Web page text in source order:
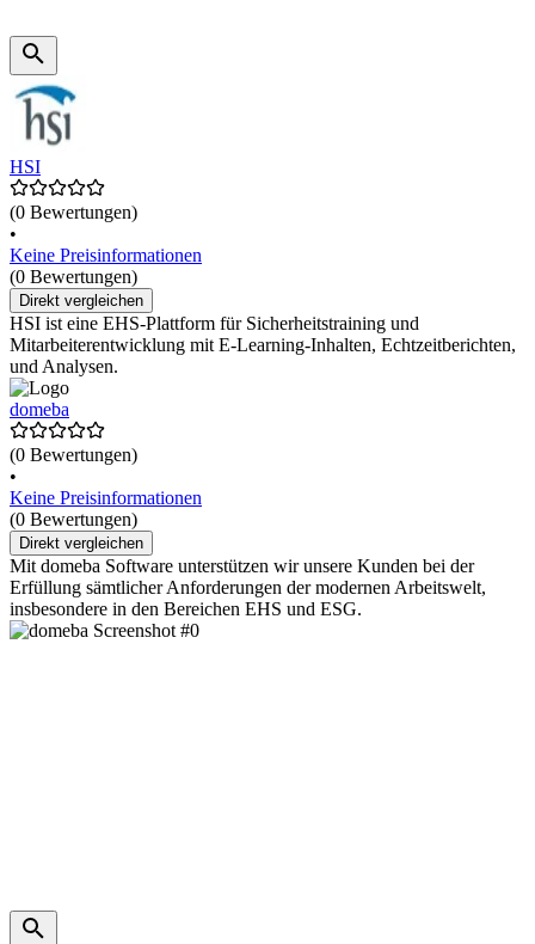
HSI
(0 Bewertungen)
•
Keine Preisinformationen
(0 Bewertungen)
Direkt vergleichen
HSI ist eine EHS-Plattform für Sicherheitstraining und
Mitarbeiterentwicklung mit E-Learning-Inhalten, Echtzeitberichten,
und Analysen.
domeba
(0 Bewertungen)
•
Keine Preisinformationen
(0 Bewertungen)
Direkt vergleichen
Mit domeba Software unterstützen wir unsere Kunden bei der
Erfüllung sämtlicher Anforderungen der modernen Arbeitswelt,
insbesondere in den Bereichen EHS und ESG.